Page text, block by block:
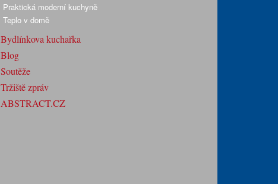
Praktická moderní kuchyně
Teplo v domě
Bydlínkova kuchařka
Blog
Soutěže
Tržiště zpráv
ABSTRACT.CZ